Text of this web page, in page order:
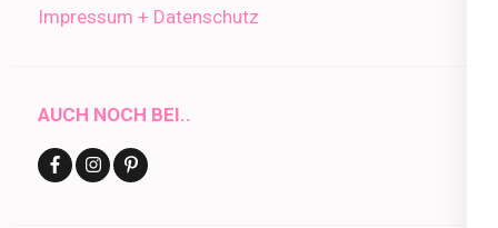
Impressum + Datenschutz
AUCH NOCH BEI..